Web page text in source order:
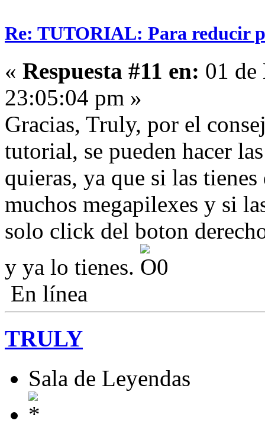
Re: TUTORIAL: Para reducir
« Respuesta #11 en: 01 de
23:05:04 pm »
Gracias, Truly, por el
tutorial, se pueden hacer
quieras, ya que si las
muchos megapilexes y si
solo click del boton
y ya lo tienes.
En línea
TRULY
Sala de Leyendas